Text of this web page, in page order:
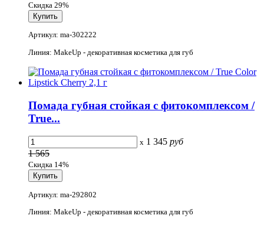
Скидка 29%
Артикул: ma-302222
Линия: MakeUp - декоративная косметика для губ
Помада губная стойкая с фитокомплексом /
True...
x 1 345 руб
1 565
Скидка 14%
Артикул: ma-292802
Линия: MakeUp - декоративная косметика для губ